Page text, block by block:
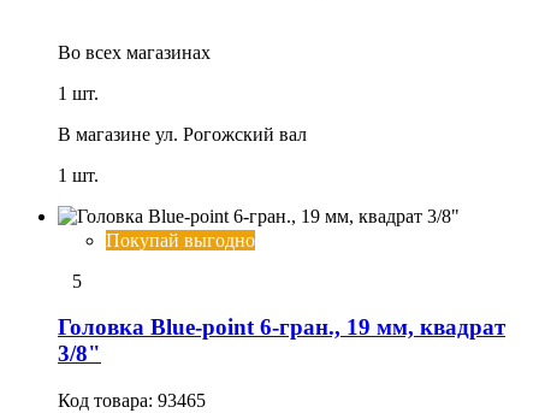
Во всех магазинах
1 шт.
В магазине ул. Рогожский вал
1 шт.
Покупай выгодно
5
Головка Blue-point 6-гран., 19 мм, квадрат
3/8"
Код товара: 93465